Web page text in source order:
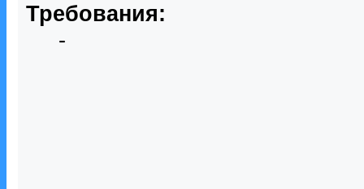
Требования:
-